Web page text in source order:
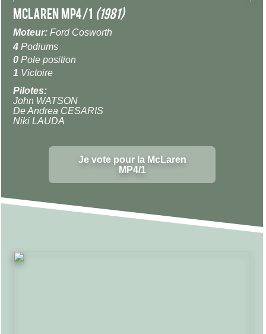
McLaren MP4/1 (1981)
Moteur: Ford Cosworth
4 Podiums
0 Pole position
1 Victoire
Pilotes:
John WATSON
De Andrea CESARIS
Niki LAUDA
Je vote pour la McLaren
MP4/1